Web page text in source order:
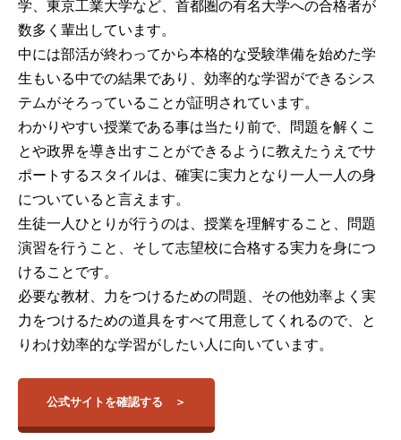
学、東京工業大学など、首都圏の有名大学への合格者が
数多く輩出しています。
中には部活が終わってから本格的な受験準備を始めた学
生もいる中での結果であり、効率的な学習ができるシス
テムがそろっていることが証明されています。
わかりやすい授業である事は当たり前で、問題を解くこ
とや政界を導き出すことができるように教えたうえでサ
ポートするスタイルは、確実に実力となり一人一人の身
についていると言えます。
生徒一人ひとりが行うのは、授業を理解すること、問題
演習を行うこと、そして志望校に合格する実力を身につ
けることです。
必要な教材、力をつけるための問題、その他効率よく実
力をつけるための道具をすべて用意してくれるので、と
りわけ効率的な学習がしたい人に向いています。
公式サイトを確認する